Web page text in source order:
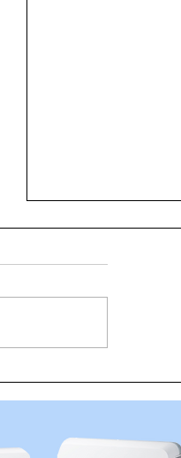
く」さんへ！